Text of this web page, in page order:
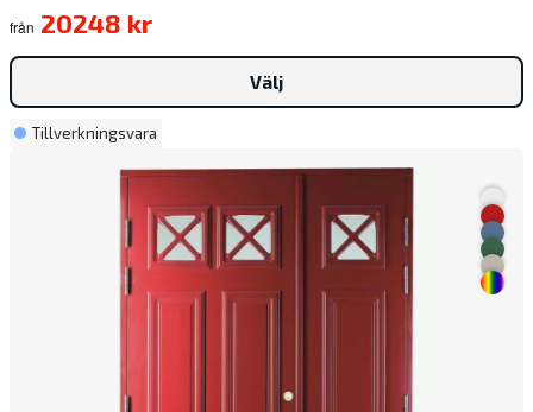
från 20248 kr
Välj
Tillverkningsvara